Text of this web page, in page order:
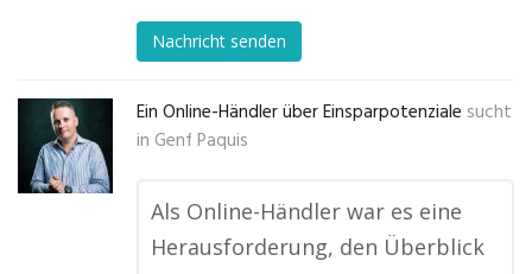
Nachricht senden
Ein Online-Händler über Einsparpotenziale sucht
in Genf Paquis
Als Online-Händler war es eine
Herausforderung, den Überblick